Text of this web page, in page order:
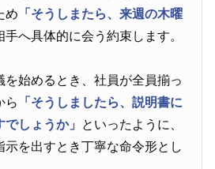
め 「そうしまたら、来週の木曜
手へ具体的に会う約束します。
を始めるとき、社員が全員揃っ
ら
「そうしましたら、説明書に
しょうか」 といったように、
示を出すとき丁寧な命令形とし